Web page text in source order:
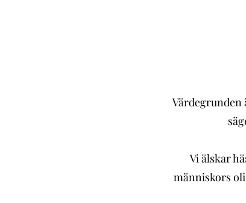
Värdegrunden
Vi älskar
människors